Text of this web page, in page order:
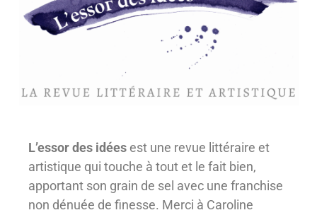
L’essor des idées est une revue littéraire et
artistique qui touche à tout et le fait bien,
apportant son grain de sel avec une franchise
non dénuée de finesse. Merci à Caroline